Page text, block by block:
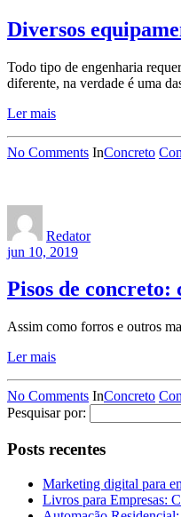
Diversos
Todo tipo de engenharia
diferente, na verdade é uma
Ler mais
No Comments InConcreto
Redator
jun 10, 2019
Pisos de concreto:
Assim como forros e outros
Ler mais
No Comments InConcreto
Pesquisar por:
Posts recentes
Marketing digital para
Livros para Empresas: